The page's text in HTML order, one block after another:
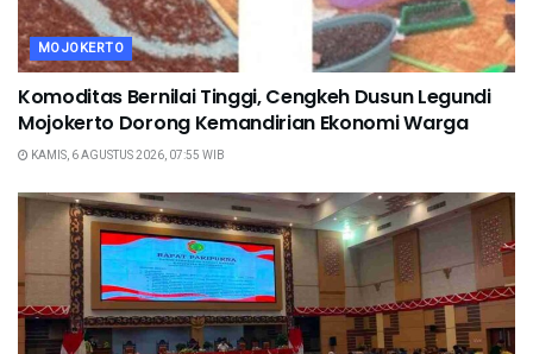
MOJOKERTO
Komoditas Bernilai Tinggi, Cengkeh Dusun Legundi
Mojokerto Dorong Kemandirian Ekonomi Warga
KAMIS, 6 AGUSTUS 2026, 07:55 WIB